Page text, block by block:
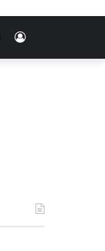
Войти